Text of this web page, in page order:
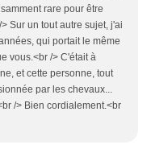
rare pour être
Sur un tout autre sujet, j'ai
qui portait le même
vous.<br /> C'était à
et cette personne, tout
par les chevaux...
/> Bien cordialement.<br